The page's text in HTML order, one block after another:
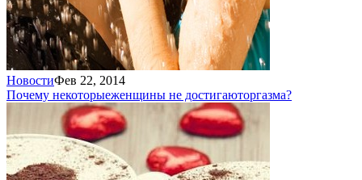
НовостиФев 22, 2014
Почему некоторыеженщины не достигаюторгазма?